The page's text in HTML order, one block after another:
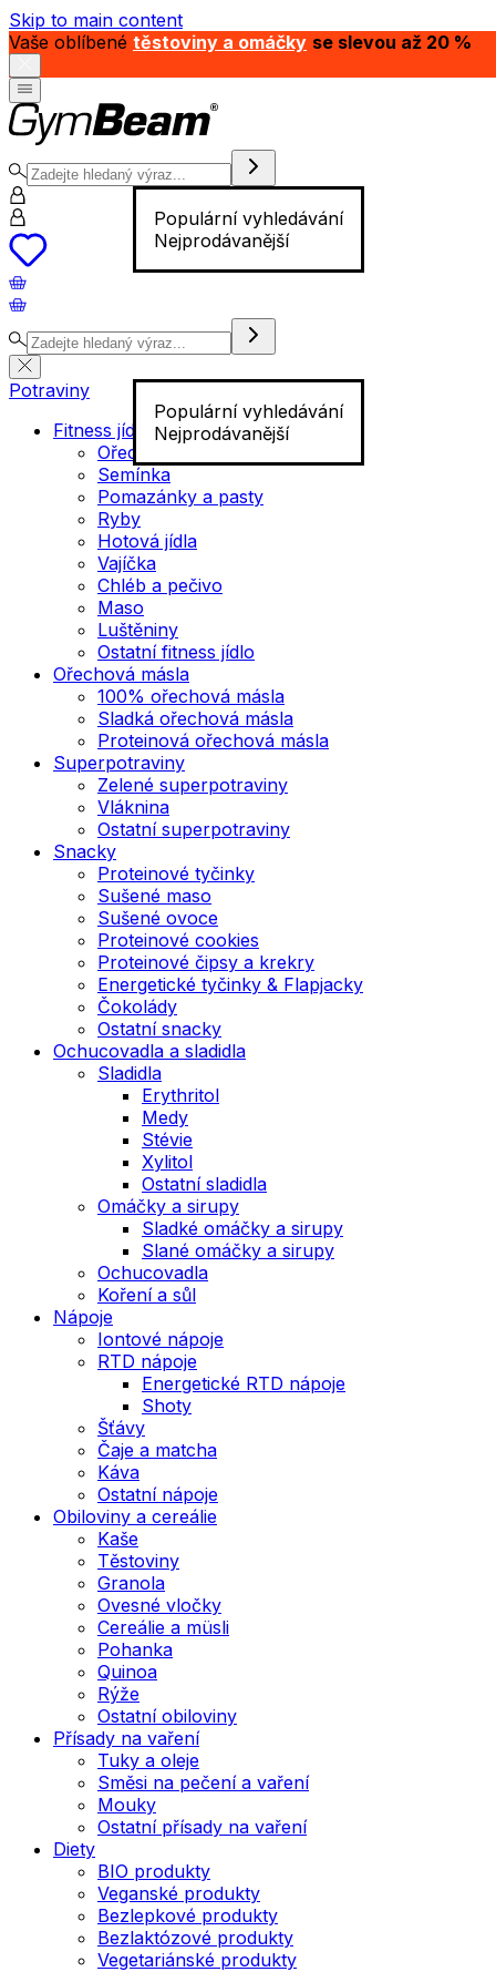
Skip to main content
Vaše oblíbené těstoviny a omáčky se slevou až 20 %
Populární vyhledávání
Nejprodávanější
Populární vyhledávání
Nejprodávanější
Potraviny
Fitness jídlo
Ořechy
Semínka
Pomazánky a pasty
Ryby
Hotová jídla
Vajíčka
Chléb a pečivo
Maso
Luštěniny
Ostatní fitness jídlo
Ořechová másla
100% ořechová másla
Sladká ořechová másla
Proteinová ořechová másla
Superpotraviny
Zelené superpotraviny
Vláknina
Ostatní superpotraviny
Snacky
Proteinové tyčinky
Sušené maso
Sušené ovoce
Proteinové cookies
Proteinové čipsy a krekry
Energetické tyčinky & Flapjacky
Čokolády
Ostatní snacky
Ochucovadla a sladidla
Sladidla
Erythritol
Medy
Stévie
Xylitol
Ostatní sladidla
Omáčky a sirupy
Sladké omáčky a sirupy
Slané omáčky a sirupy
Ochucovadla
Koření a sůl
Nápoje
Iontové nápoje
RTD nápoje
Energetické RTD nápoje
Shoty
Šťávy
Čaje a matcha
Káva
Ostatní nápoje
Obiloviny a cereálie
Kaše
Těstoviny
Granola
Ovesné vločky
Cereálie a müsli
Pohanka
Quinoa
Rýže
Ostatní obiloviny
Přísady na vaření
Tuky a oleje
Směsi na pečení a vaření
Mouky
Ostatní přísady na vaření
Diety
BIO produkty
Veganské produkty
Bezlepkové produkty
Bezlaktózové produkty
Vegetariánské produkty